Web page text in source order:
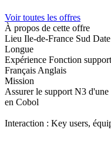
Voir toutes les offres
À propos de cette offre
Lieu Ile-de-France Sud
Longue
Expérience Fonction
Français Anglais
Mission
Assurer le support N3
en Cobol
Interaction : Key users,